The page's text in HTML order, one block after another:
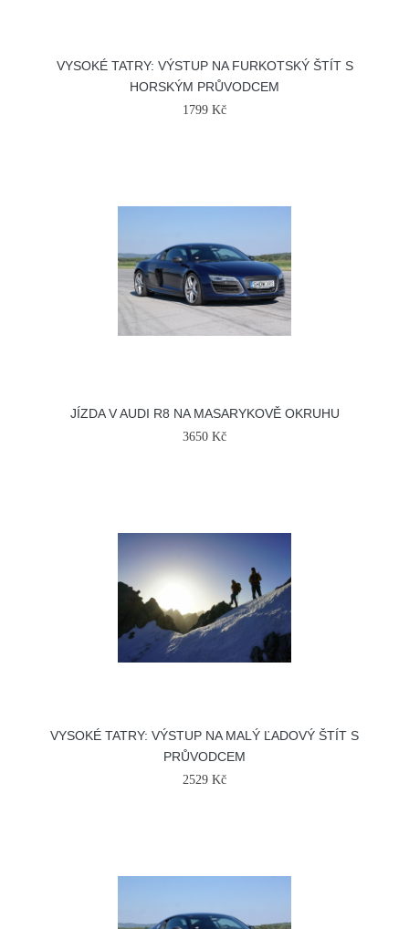
VYSOKÉ TATRY: VÝSTUP NA FURKOTSKÝ ŠTÍT S
HORSKÝM PRŮVODCEM
1799 Kč
JÍZDA V AUDI R8 NA MASARYKOVĚ OKRUHU
3650 Kč
VYSOKÉ TATRY: VÝSTUP NA MALÝ ĽADOVÝ ŠTÍT S
PRŮVODCEM
2529 Kč